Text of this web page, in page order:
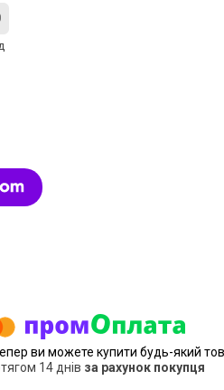
ви можете купити будь-який
14 днів за рахунок покупця